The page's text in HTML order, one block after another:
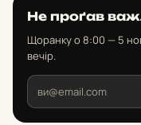
Не проґав
Щоранку о 8:00 — 5
вечір.